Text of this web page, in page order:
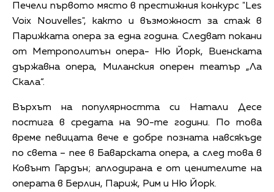
Печели първото място в престижния конкурс "Les
Voix Nouvelles", както и възможност за стаж в
Парижката опера за една година. Следват покани
от Метрополитън опера- Ню Йорк, Виенската
държавна опера, Миланския оперен театър „Ла
Скала“.
Върхът на популярността си Натали Десе
постига в средата на 90-те години. По това
време певицата вече е добре позната навсякъде
по света – пее в Баварската опера, а след това в
Ковънт Гардън; аплодирана е от ценителите на
операта в Берлин, Париж, Рим и Ню Йорк.